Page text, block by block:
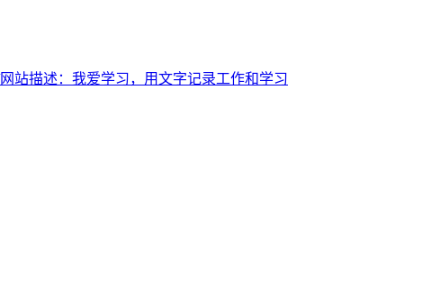
站描述：我爱学习，用文字记录工作和学习